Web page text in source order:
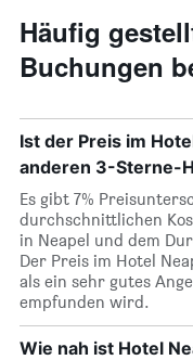
Häufig
Buchungen
Ist der Preis im
anderen 3-Sterne-
Es gibt 7%
durchschnittlichen
in Neapel und dem
Der Preis im Hotel
als ein sehr gutes
empfunden wird.
Wie nah ist Hotel